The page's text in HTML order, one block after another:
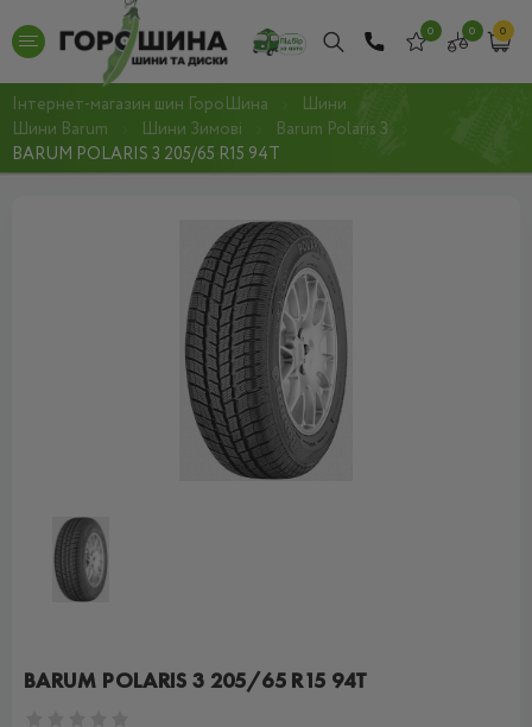
0 0 0
Інтернет-магазин шин ГороШина
Шини
Шини Barum
Шини Зимові
Barum Polaris 3
BARUM POLARIS 3 205/65 R15 94T
BARUM POLARIS 3 205/65 R15 94T